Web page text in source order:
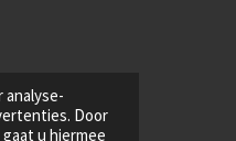
Door
u hiermee